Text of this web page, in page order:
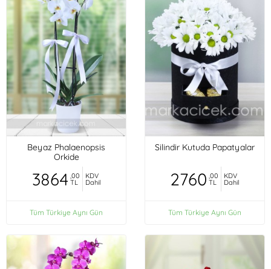
Beyaz Phalaenopsis
Orkide
3864 ,00
TL
KDV
Dahil
Tüm Türkiye Aynı Gün
Silindir Kutuda Papatyalar
2760 ,00
TL
KDV
Dahil
Tüm Türkiye Aynı Gün